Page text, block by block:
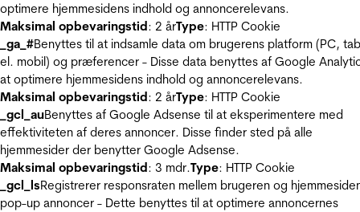
optimere hjemmesidens indhold og annoncerelevans.
Maksimal opbevaringstid: 2 årType: HTTP Cookie
_ga_#Benyttes til at indsamle data om brugerens platform (PC,
el. mobil) og præferencer - Disse data benyttes af Google
at optimere hjemmesidens indhold og annoncerelevans.
Maksimal opbevaringstid: 2 årType: HTTP Cookie
_gcl_auBenyttes af Google Adsense til at eksperimentere med
effektiviteten af deres annoncer. Disse finder sted på alle
hjemmesider der benytter Google Adsense.
Maksimal opbevaringstid: 3 mdr.Type: HTTP Cookie
_gcl_lsRegistrerer responsraten mellem brugeren og
pop-up annoncer - Dette benyttes til at optimere annoncernes